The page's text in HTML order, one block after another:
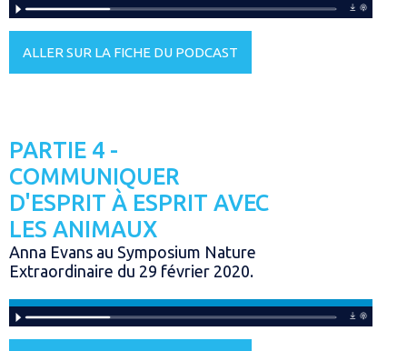
ALLER SUR LA FICHE DU PODCAST
PARTIE 4 -
COMMUNIQUER
D'ESPRIT À ESPRIT AVEC
LES ANIMAUX
Anna Evans au Symposium Nature
Extraordinaire du 29 février 2020.